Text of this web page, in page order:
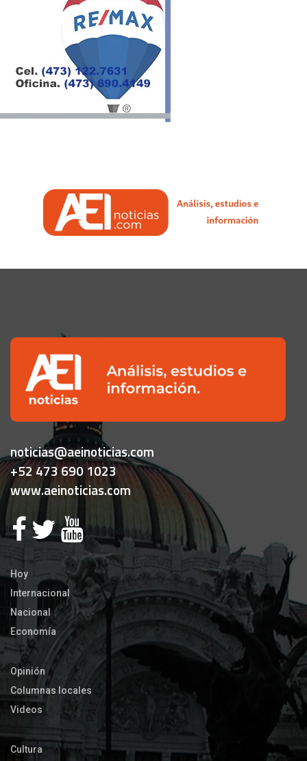
noticias@aeinoticias.com
+52 473 690 1023
www.aeinoticias.com
Hoy
Internacional
Nacional
Economía
Opinión
Columnas locales
Videos
Cultura